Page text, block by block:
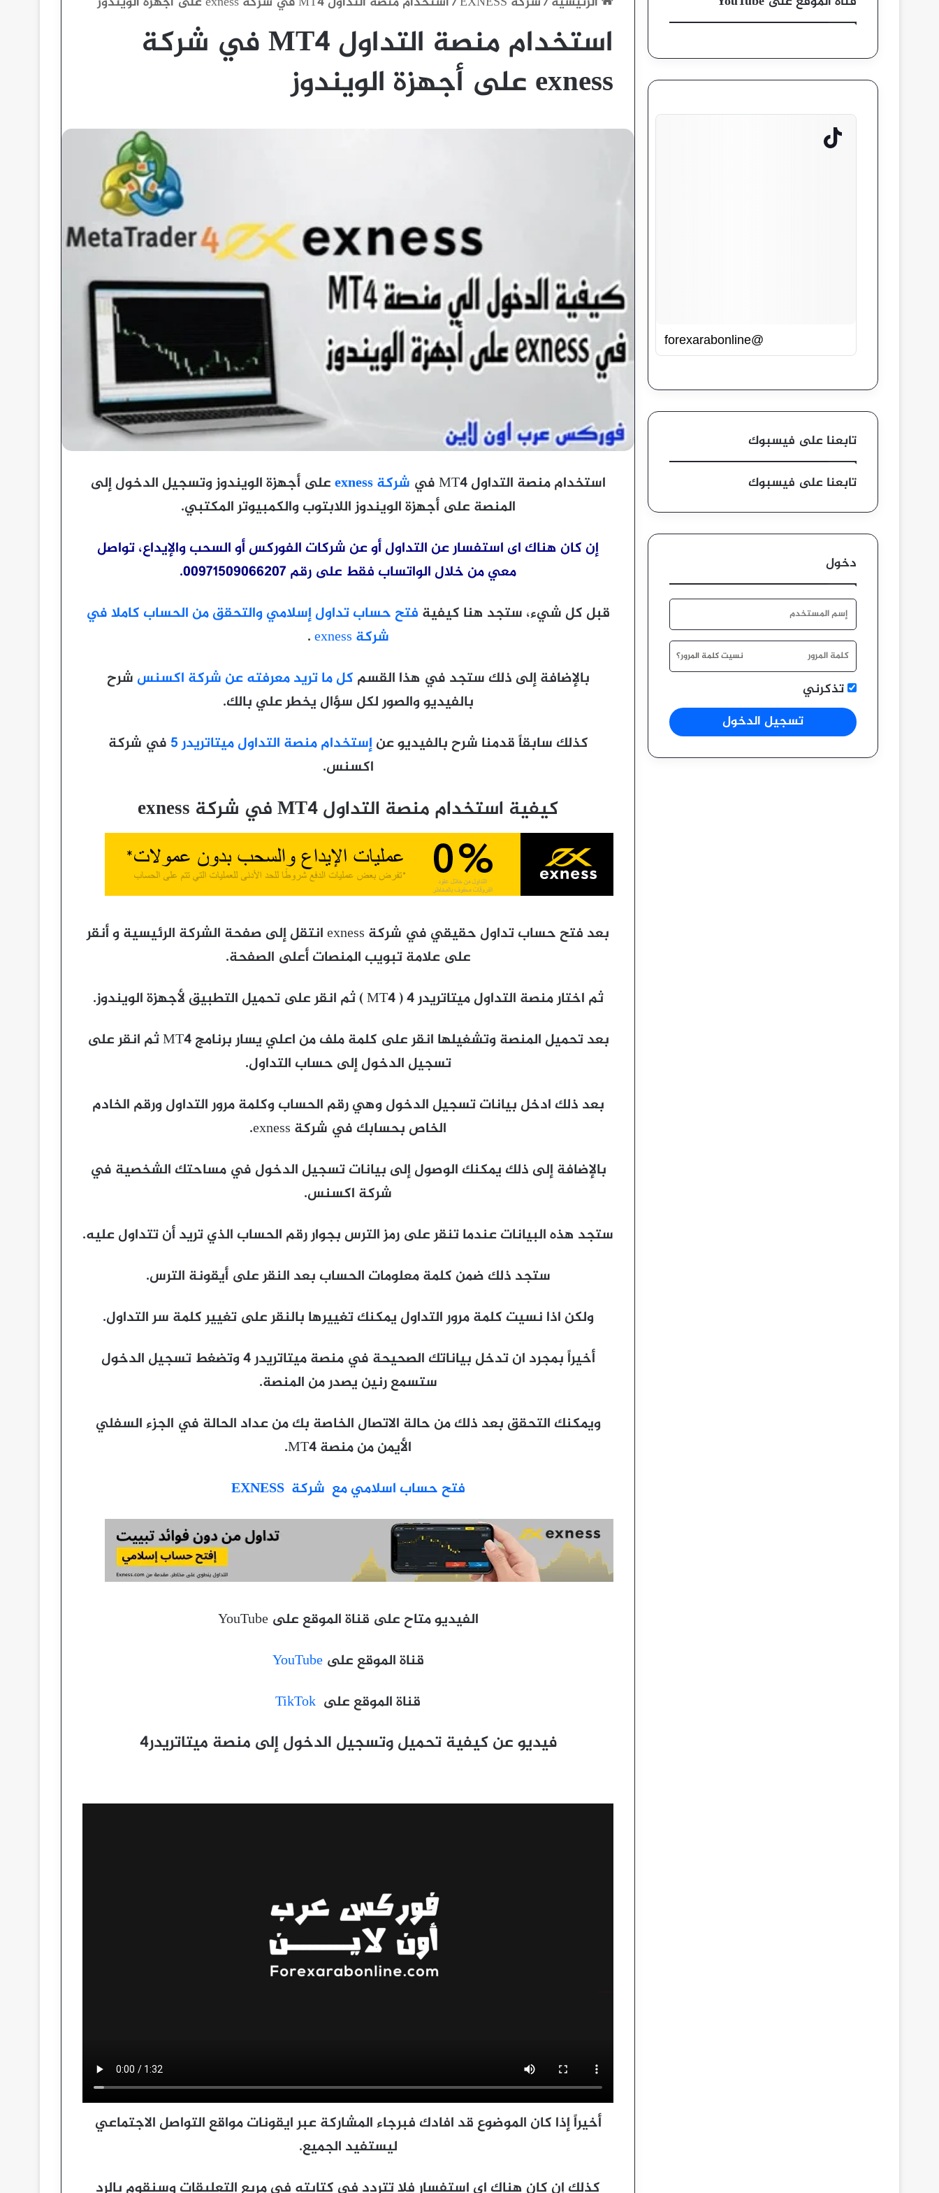
استخدام منصة التداول MT4 في شركة
exness على أجهزة الويندوز
استخدام منصة التداول MT4 في شركة exness
على أجهزة الويندوز وتسجيل الدخول إلى
المنصة على أجهزة الويندوز اللابتوب والكمبيوتر المكتبي.
إن كان هناك اى استفسار عن التداول أو عن شركات الفوركس أو السحب والإيداع، تواصل
معي من خلال الواتساب فقط على رقم 00971509066207.
قبل كل شيء، ستجد هنا كيفية فتح حساب تداول إسلامي والتحقق من الحساب كاملا في
شركة exness
.
بالإضافة إلى ذلك ستجد في هذا القسم كل ما تريد معرفته عن شركة اكسنس شرح
بالفيديو والصور لكل سؤال يخطر علي بالك.
كذلك سابقاً قدمنا شرح بالفيديو عنإستخدام منصة التداول ميتاتريدر 5
في شركة
اكسنس.
كيفية استخدام منصة التداول MT4 في شركة exness
بعد فتح حساب تداول حقيقي في شركة exness انتقل إلى صفحة الشركة الرئيسية و أنقر
على علامة تبويب المنصات أعلى الصفحة.
ثم اختار منصة التداول ميتاتريدر 4 ( MT4 ) ثم انقر على تحميل التطبيق لأجهزة الويندوز.
بعد تحميل المنصة وتشغيلها انقر على كلمة ملف من اعلي يسار برنامج MT4 ثم انقر على
تسجيل الدخول إلى حساب التداول.
بعد ذلك ادخل بيانات تسجيل الدخول وهي رقم الحساب وكلمة مرور التداول ورقم الخادم
الخاص بحسابك في شركة exness.
بالإضافة إلى ذلك يمكنك الوصول إلى بيانات تسجيل الدخول في مساحتك الشخصية في
شركة اكسنس.
ستجد هذه البيانات عندما تنقر على رمز الترس بجوار رقم الحساب الذي تريد أن تتداول عليه.
ستجد ذلك ضمن كلمة معلومات الحساب بعد النقر على أيقونة الترس.
ولكن اذا نسيت كلمة مرور التداول يمكنك تغييرها بالنقر على تغيير كلمة سر التداول.
أخيراً بمجرد ان تدخل بياناتك الصحيحة في منصة ميتاتريدر 4 وتضغط تسجيل الدخول
ستسمع رنين يصدر من المنصة.
ويمكنك التحقق بعد ذلك من حالة الاتصال الخاصة بك من عداد الحالة في الجزء السفلي
الأيمن من منصة MT4.
فتح حساب اسلامي مع شركة EXNESS
الفيديو متاح على قناة الموقع على YouTube
قناة الموقع علىYouTube
قناة الموقع على TikTok
فيديو عن كيفية تحميل وتسجيل الدخول إلى منصة ميتاتريدر4
أخيراً إذا كان الموضوع قد افادك فبرجاء المشاركة عبر ايقونات مواقع التواصل الاجتماعي
ليستفيد الجميع.
كذلك إن كان هناك اى استفسار فلا تتردد فى كتابته فى مربع التعليقات وسنقوم بالرد
@forexarabonline
تابعنا على فيسبوك
تابعنا على فيسبوك
دخول
نسيت كلمة المرور؟
تذكرني
تسجيل الدخول